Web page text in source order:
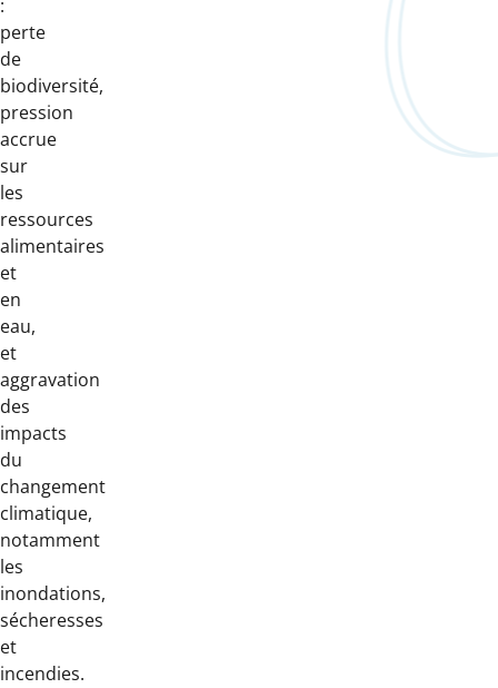
:
perte
de
biodiversité,
pression
accrue
sur
les
ressources
alimentaires
et
en
eau,
et
aggravation
des
impacts
du
changement
climatique,
notamment
les
inondations,
sécheresses
et
incendies.